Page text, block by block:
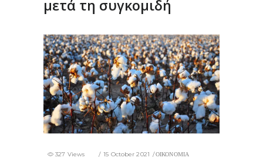
μετά τη συγκομιδή
15 October 2021 ΟΙΚΟΝΟΜΙΑ
327 Views